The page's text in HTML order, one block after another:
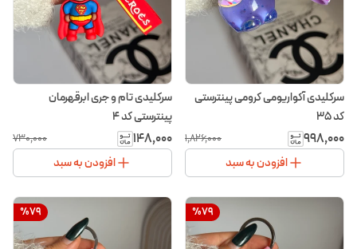
سرکلیدی آکواریومی کرومی پینترستی
کد ۳۵
۹۹۸٬۰۰۰ ۱٬۸۲۶٬۰۰۰
افزودن به سبد
سرکلیدی تام و جری ابرقهرمان
پینترستی کد ۴
۱۴۸٬۰۰۰ ۷۳۰٬۰۰۰
افزودن به سبد
%79
%79